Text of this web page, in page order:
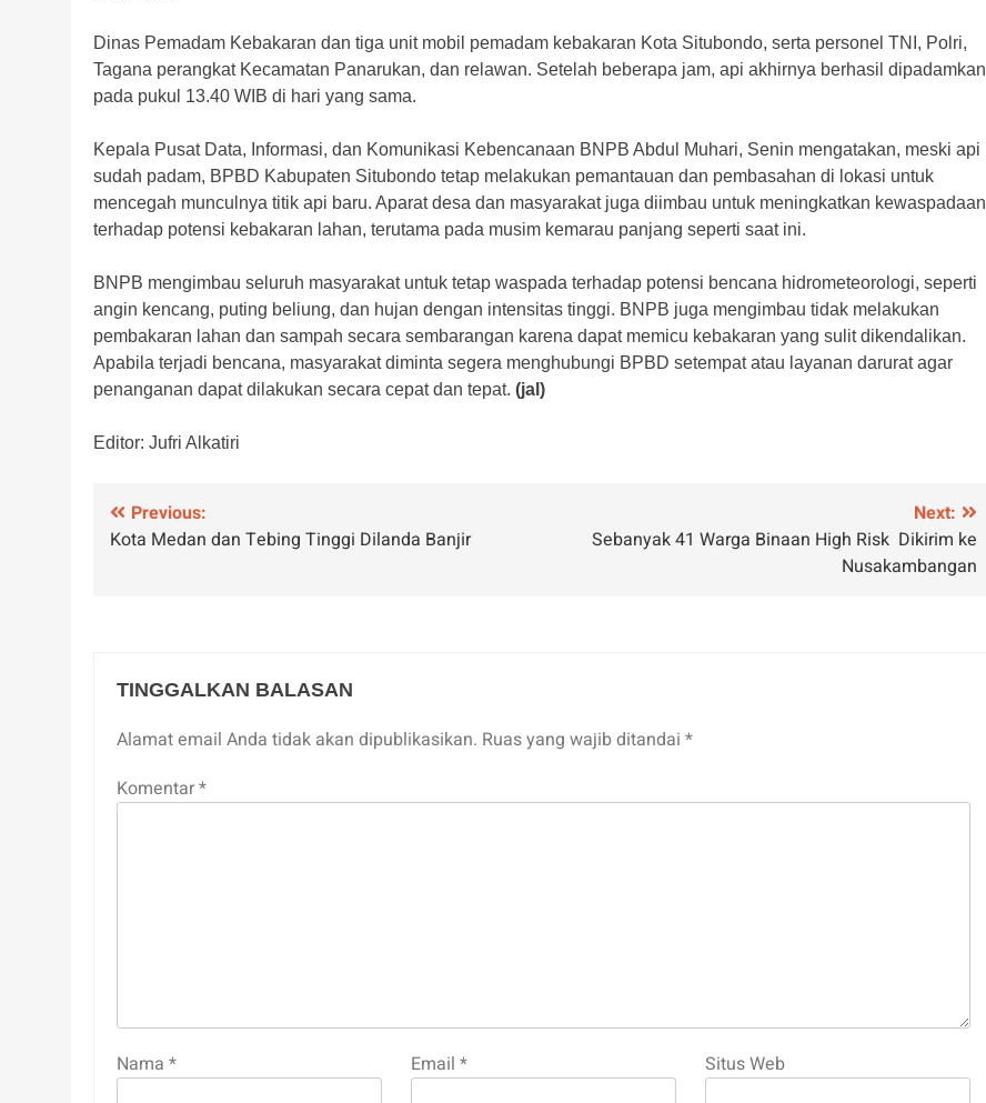
Dinas Pemadam Kebakaran dan tiga unit mobil pemadam kebakaran Kota Situbondo, serta personel TNI, Polri,
Tagana perangkat Kecamatan Panarukan, dan relawan. Setelah beberapa jam, api akhirnya berhasil dipadamkan
pada pukul 13.40 WIB di hari yang sama.
Kepala Pusat Data, Informasi, dan Komunikasi Kebencanaan BNPB Abdul Muhari, Senin mengatakan, meski api
sudah padam, BPBD Kabupaten Situbondo tetap melakukan pemantauan dan pembasahan di lokasi untuk
mencegah munculnya titik api baru. Aparat desa dan masyarakat juga diimbau untuk meningkatkan kewaspadaan
terhadap potensi kebakaran lahan, terutama pada musim kemarau panjang seperti saat ini.
BNPB mengimbau seluruh masyarakat untuk tetap waspada terhadap potensi bencana hidrometeorologi, seperti
angin kencang, puting beliung, dan hujan dengan intensitas tinggi. BNPB juga mengimbau tidak melakukan
pembakaran lahan dan sampah secara sembarangan karena dapat memicu kebakaran yang sulit dikendalikan.
Apabila terjadi bencana, masyarakat diminta segera menghubungi BPBD setempat atau layanan darurat agar
penanganan dapat dilakukan secara cepat dan tepat. (jal)
Editor: Jufri Alkatiri
Navigasi
pos
Previous:
Kota Medan dan Tebing Tinggi Dilanda Banjir
Next:
Sebanyak 41 Warga Binaan High Risk Dikirim ke
Nusakambangan
TINGGALKAN BALASAN
Alamat email Anda tidak akan dipublikasikan. Ruas yang wajib ditandai *
Komentar*
Nama * Email* Situs Web